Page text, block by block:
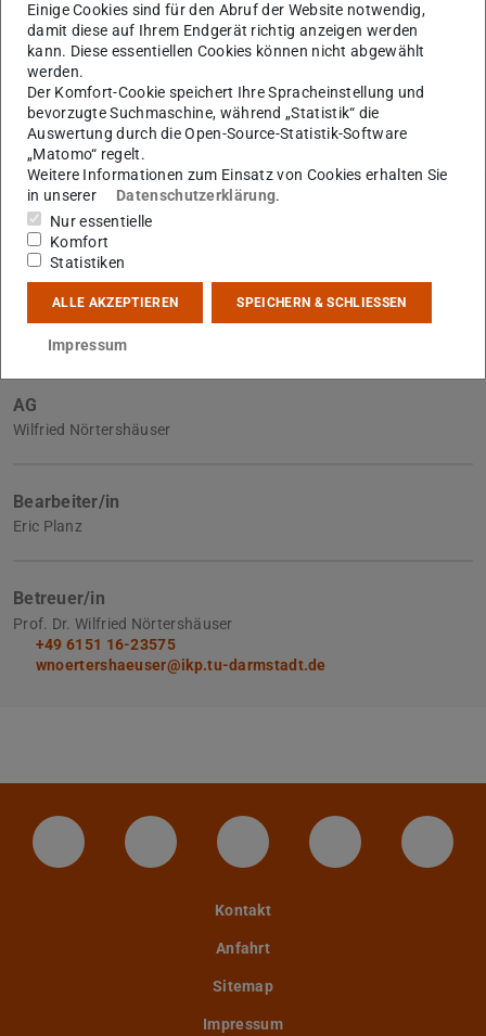
Weitere Daten
Eingereicht am
19.08.2020
AG
Wilfried Nörtershäuser
Bearbeiter/in
Eric Planz
Betreuer/in
Prof. Dr. Wilfried Nörtershäuser
+49 6151 16-23575
wnoertershaeuser@ikp.tu-darmstadt.de
LinkedIn-Seite der TU Darmstadt
Instagram-Kanal der TU
Bluesky-Kanal der TU
Facebook-
Kontakt
Anfahrt
Sitemap
Impressum
Einige Cookies sind für den Abruf der Website notwendig,
damit diese auf Ihrem Endgerät richtig anzeigen werden
kann. Diese essentiellen Cookies können nicht abgewählt
werden.
Der Komfort-Cookie speichert Ihre Spracheinstellung und
bevorzugte Suchmaschine, während „Statistik“ die
Auswertung durch die Open-Source-Statistik-Software
„Matomo“ regelt.
Weitere Informationen zum Einsatz von Cookies erhalten Sie
in unserer
Datenschutzerklärung.
Nur essentielle
Komfort
Statistiken
ALLE AKZEPTIEREN SPEICHERN & SCHLIESSEN
Impressum